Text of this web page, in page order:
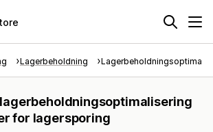
Lagerbeholdning
for lagersporing